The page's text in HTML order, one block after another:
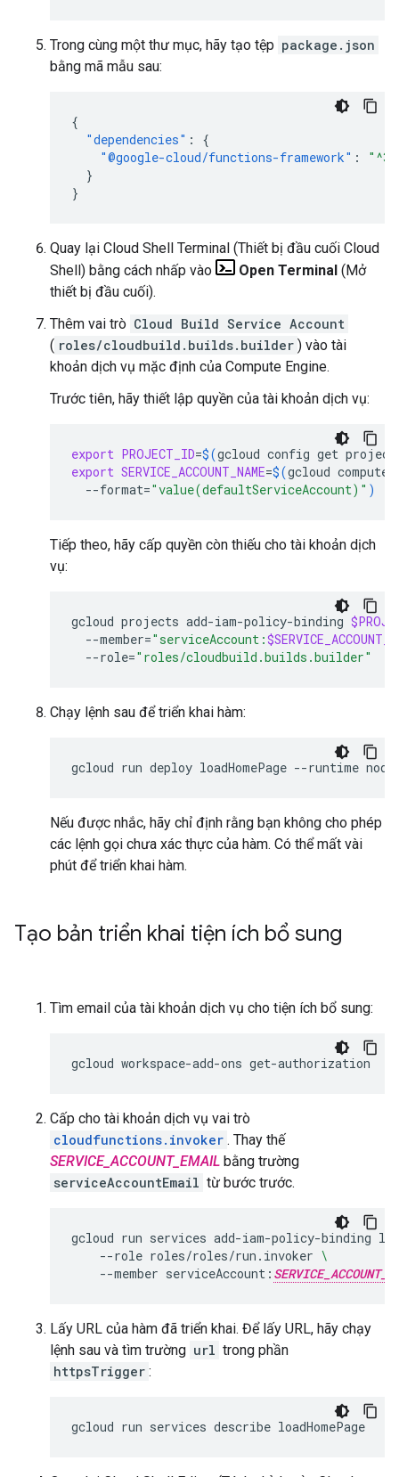
Trong cùng một thư mục, hãy tạo tệp package.json
bằng mã mẫu sau:
{
"dependencies" :
{
"@google-cloud/functions-framework" :
}
}
Quay lại Cloud Shell Terminal (Thiết bị đầu cuối Cloud
Shell) bằng cách nhấp vào
Open Terminal (Mở
thiết bị đầu cuối).
Thêm vai trò Cloud Build Service Account
( roles/cloudbuild.builds.builder ) vào tài
khoản dịch vụ mặc định của Compute Engine.
Trước tiên, hãy thiết lập quyền của tài khoản dịch vụ:
export PROJECT_ID=$(gcloud config get project
export SERVICE_ACCOUNT_NAME=$(gcloud compute
--format="value(defaultServiceAccount)" )
Tiếp theo, hãy cấp quyền còn thiếu cho tài khoản dịch
vụ:
gcloud projects add-iam-policy-binding
--member="serviceAccount:
--role="roles/cloudbuild.builds.builder"
Chạy lệnh sau để triển khai hàm:
gcloud run deploy loadHomePage --runtime
Nếu được nhắc, hãy chỉ định rằng bạn không cho phép
các lệnh gọi chưa xác thực của hàm. Có thể mất vài
phút để triển khai hàm.
Tạo bản triển khai tiện ích bổ sung
Tìm email của tài khoản dịch vụ cho tiện ích bổ sung:
gcloud workspace-add-ons
Cấp cho tài khoản dịch vụ vai trò
cloudfunctions.invoker . Thay thế
SERVICE_ACCOUNT_EMAIL bằng trường
serviceAccountEmail từ bước trước.
gcloud run services add-iam-policy-binding
--role roles/roles/run.invoker \
--member serviceAccount:
Lấy URL của hàm đã triển khai. Để lấy URL, hãy chạy
lệnh sau và tìm trường url trong phần
httpsTrigger :
gcloud run services describe